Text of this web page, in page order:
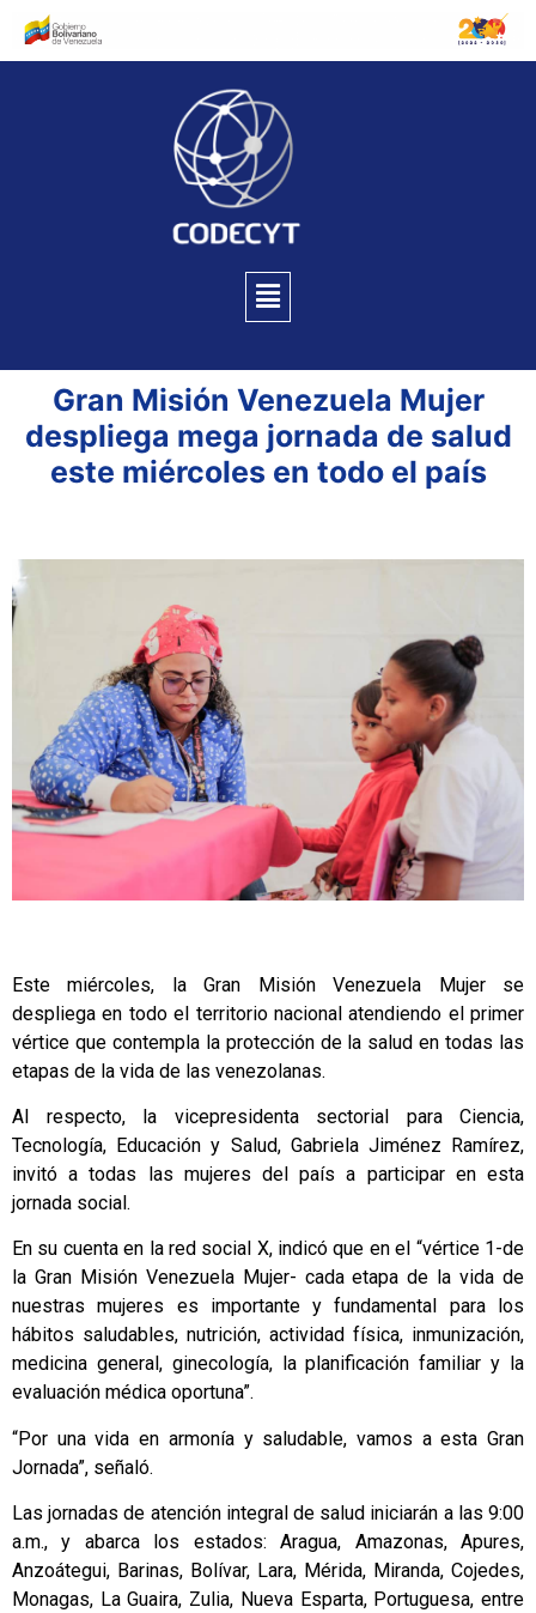
Gran Misión Venezuela Mujer
despliega mega jornada de salud
este miércoles en todo el país
Este miércoles, la Gran Misión Venezuela Mujer se
despliega en todo el territorio nacional atendiendo el primer
vértice que contempla la protección de la salud en todas las
etapas de la vida de las venezolanas.
Al respecto, la vicepresidenta sectorial para Ciencia,
Tecnología, Educación y Salud, Gabriela Jiménez Ramírez,
invitó a todas las mujeres del país a participar en esta
jornada social.
En su cuenta en la red social X, indicó que en el “vértice 1-de
la Gran Misión Venezuela Mujer- cada etapa de la vida de
nuestras mujeres es importante y fundamental para los
hábitos saludables, nutrición, actividad física, inmunización,
medicina general, ginecología, la planificación familiar y la
evaluación médica oportuna”.
“Por una vida en armonía y saludable, vamos a esta Gran
Jornada”, señaló.
Las jornadas de atención integral de salud iniciarán a las 9:00
a.m., y abarca los estados: Aragua, Amazonas, Apures,
Anzoátegui, Barinas, Bolívar, Lara, Mérida, Miranda, Cojedes,
Monagas, La Guaira, Zulia, Nueva Esparta, Portuguesa, entre